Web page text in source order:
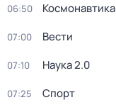
06:50 Космонавтика
07:00 Вести
07:10 Наука 2.0
07:25 Спорт